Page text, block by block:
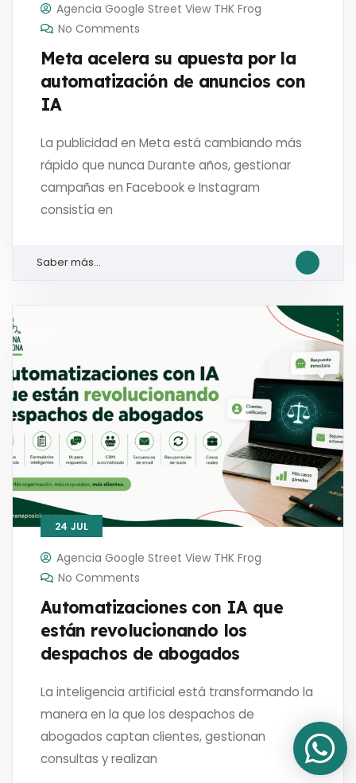
Agencia Google Street View THK Frog
No Comments
Meta acelera su apuesta por la
automatización de anuncios con
IA
La publicidad en Meta está cambiando más
rápido que nunca Durante años, gestionar
campañas en Facebook e Instagram
consistía en
Saber más...
24 JUL
Agencia Google Street View THK Frog
No Comments
Automatizaciones con IA que
están revolucionando los
despachos de abogados
La inteligencia artificial está transformando la
manera en la que los despachos de
abogados captan clientes, gestionan
consultas y realizan